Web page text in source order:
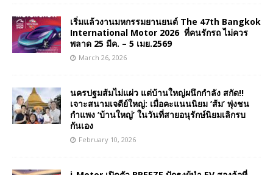
เริ่มแล้วงานมหกรรมยานยนต์ The 47th Bangkok
International Motor 2026 ที่คนรักรถ ไม่ควร
พลาด 25 มีค. – 5 เมย.2569
March 26, 2026
นครปฐมส้มไม่แผ่ว แต่บ้านใหญ่ผนึกกำลัง สกัด!!
เจาะสนามเจดีย์ใหญ่: เมื่อคะแนนนิยม ‘ส้ม’ พุ่งชน
กำแพง ‘บ้านใหญ่’ ในวันที่สายอนุรักษ์นิยมเลิกรบ
กันเอง
February 10, 2026